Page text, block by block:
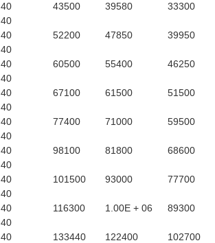
40 43500 39580
33300
40
40 52200 47850
39950
40
40 60500 55400
46250
40
40 67100 61500
51500
40
40 77400 71000
59500
40
40 98100 81800
68600
40
40 101500 93000
77700
40
40 116300 1.00E + 06
89300
40
40 133440 122400
102700